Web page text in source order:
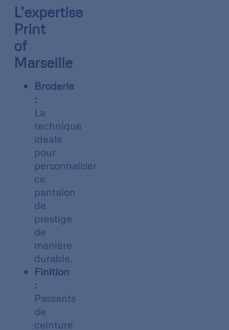
L’expertise
Print
of
Marseille
Broderie
:
La
technique
idéale
pour
personnaliser
ce
pantalon
de
prestige
de
manière
durable.
Finition
:
Passants
de
ceinture